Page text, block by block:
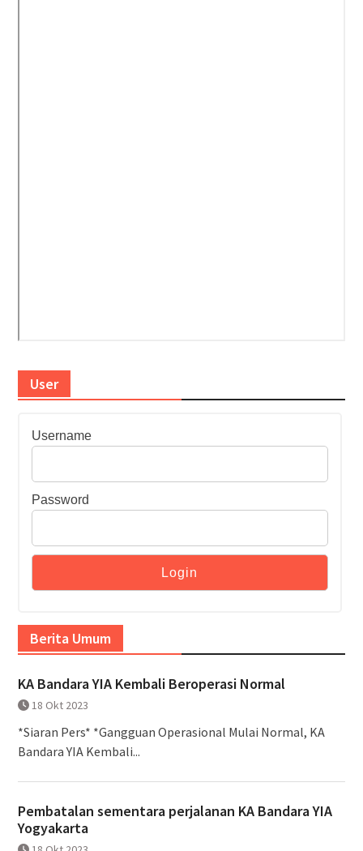
User
Username
Password
Berita Umum
KA Bandara YIA Kembali Beroperasi Normal
18 Okt 2023
*Siaran Pers* *Gangguan Operasional Mulai Normal, KA
Bandara YIA Kembali...
Pembatalan sementara perjalanan KA Bandara YIA
Yogyakarta